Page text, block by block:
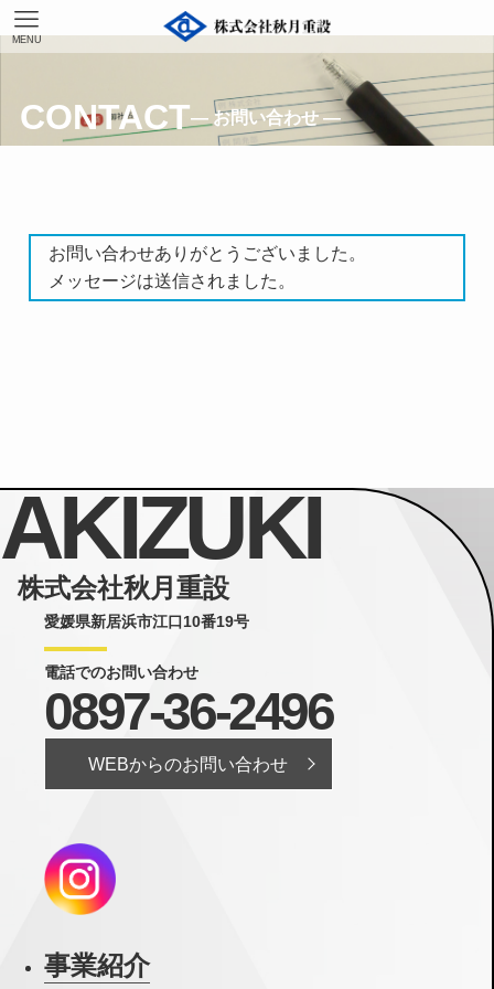
MENU
CONTACT— お問い合わせ —
お問い合わせありがとうございました。
メッセージは送信されました。
AKIZUKI
株式会社秋月重設
愛媛県新居浜市江口10番19号
電話でのお問い合わせ
0897-36-2496
WEBからのお問い合わせ
事業紹介